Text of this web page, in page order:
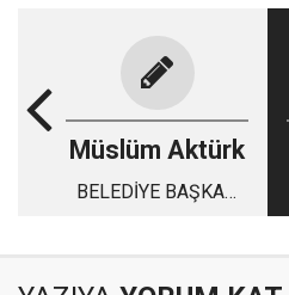
Müslüm Aktürk
BELEDİYE BAŞKAN